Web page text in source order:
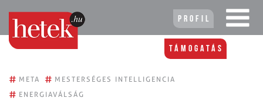
Profil
Támogatás
# META # MESTERSÉGES INTELLIGENCIA
# ENERGIAVÁLSÁG